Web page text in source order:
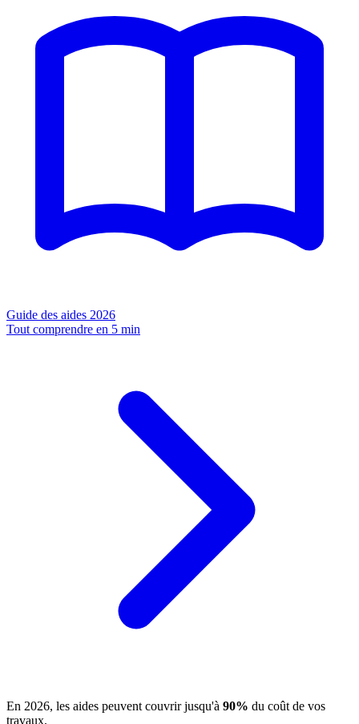
Guide des aides 2026
Tout comprendre en 5 min
En 2026, les aides peuvent couvrir jusqu'à 90% du coût de vos
travaux.